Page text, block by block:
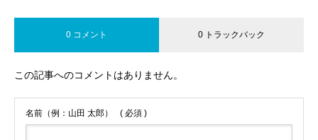
0 コメント 0 トラックバック
この記事へのコメントはありません。
名前（例：山田 太郎） ( 必須 )